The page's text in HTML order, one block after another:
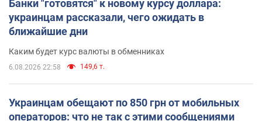
Банки "готовятся" к новому курсу доллара:
украинцам рассказали, чего ожидать в
ближайшие дни
Каким будет курс валюты в обменниках
6.08.2026 22:58 149,6 т.
Украинцам обещают по 850 грн от мобильных
операторов: что не так с этими сообщениями